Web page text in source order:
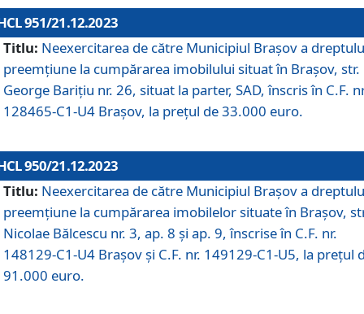
951/21.12.2023
Titlu: Neexercitarea de către Municipiul Brașov a
preemțiune la cumpărarea imobilului situat în Brașov, str.
George Barițiu nr. 26, situat la parter, SAD, înscris în C.F.
128465-C1-U4 Brașov, la prețul de 33.000 euro.
950/21.12.2023
Titlu: Neexercitarea de către Municipiul Brașov a
preemțiune la cumpărarea imobilelor situate în Brașov,
Nicolae Bălcescu nr. 3, ap. 8 și ap. 9, înscrise în C.F. nr.
148129-C1-U4 Brașov și C.F. nr. 149129-C1-U5, la prețul
91.000 euro.